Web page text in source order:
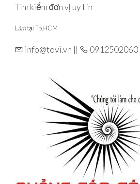
Skip
content
Tìm kiếm đơn vị uy tín
L àmtại Tp.HCM
info@tovi.vn || 0912502060